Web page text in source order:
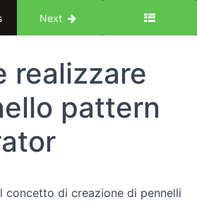
Illustrator per UX Design: le
Next
realizzare
pattern
concetto di creazione di pennelli